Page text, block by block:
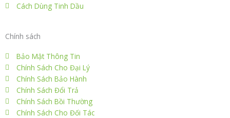
b
o
o
k
Cách Dùng Tinh Dầu
Chính sách
Bảo Mật Thông Tin
Chính Sách Cho Đại Lý
Chính Sách Bảo Hành
Chính Sách Đổi Trả
Chính Sách Bồi Thường
Chính Sách Cho Đối Tác